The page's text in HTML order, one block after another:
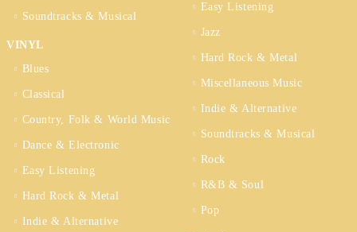
Soundtracks & Musical
VINYL
Blues
Classical
Country, Folk & World Music
Dance & Electronic
Easy Listening
Hard Rock & Metal
Indie & Alternative
Easy Listening
Jazz
Hard Rock & Metal
Miscellaneous Music
Indie & Alternative
Soundtracks & Musical
Rock
R&B & Soul
Pop